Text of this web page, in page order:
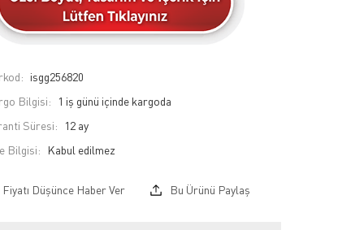
isgg256820
Bilgisi:
1 iş günü içinde kargoda
Süresi:
12 ay
Bilgisi:
Fiyatı Düşünce Haber Ver Bu Ürünü Paylaş